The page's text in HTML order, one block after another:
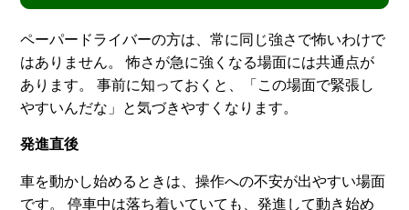
ペーパードライバーの方は、常に同じ強さで怖いわけで
はありません。 怖さが急に強くなる場面には共通点が
あります。 事前に知っておくと、「この場面で緊張し
やすいんだな」と気づきやすくなります。
発進直後
車を動かし始めるときは、操作への不安が出やすい場面
です。 停車中は落ち着いていても、発進して動き始め